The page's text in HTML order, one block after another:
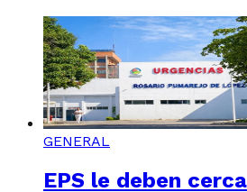
GENERAL
EPS le deben